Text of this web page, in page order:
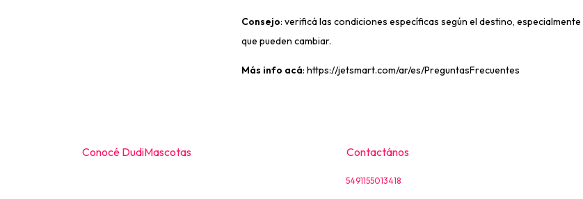
Consejo: verificá las condiciones específicas según el destino,
que pueden cambiar.
Más info acá: https://jetsmart.com/ar/es/PreguntasFrecuentes
Conocé DudiMascotas Contactános
5491155013418